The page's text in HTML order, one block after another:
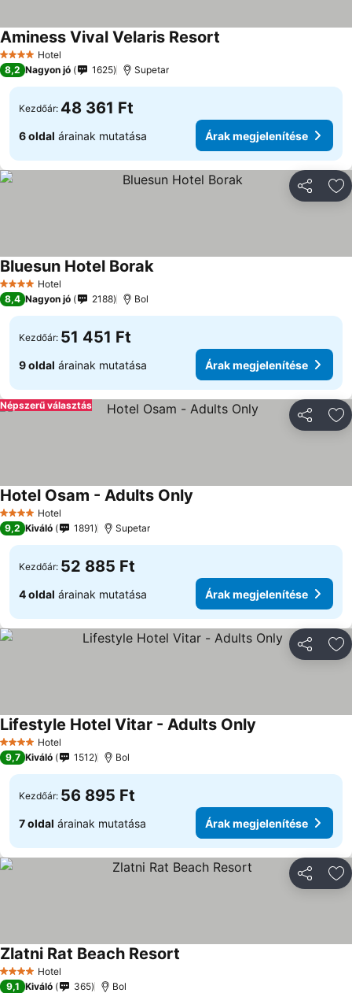
4 KategóriaHotel
Aminess Vival Velaris Resort
8,2 Nagyon jó 1625 Supetar
Kezdőár: 48 361 Ft
6 oldal árainak mutatása Árak megjelenítése
4 KategóriaHotel
Bluesun Hotel Borak
8,4 Nagyon jó 2188 Bol
Kezdőár: 51 451 Ft
9 oldal árainak mutatása Árak megjelenítése
Népszerű választás
4 KategóriaHotel
Hotel Osam - Adults Only
9,2 Kiváló 1891 Supetar
Kezdőár: 52 885 Ft
4 oldal árainak mutatása Árak megjelenítése
4 KategóriaHotel
Lifestyle Hotel Vitar - Adults Only
9,7 Kiváló 1512 Bol
Kezdőár: 56 895 Ft
7 oldal árainak mutatása Árak megjelenítése
4 KategóriaHotel
Zlatni Rat Beach Resort
9,1 Kiváló 365 Bol